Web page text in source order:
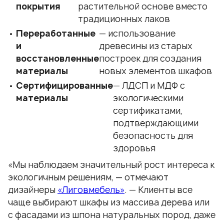
покрытия
растительной основе вместо
традиционных лаков
Переработанные
и
восстановленные
материалы
— использование
древесины из старых
построек для создания
новых элементов шкафов
Сертифицированные
материалы
— ЛДСП и МДФ с
экологическими
сертификатами,
подтверждающими
безопасность для
здоровья
«Мы наблюдаем значительный рост интереса к
экологичным решениям, — отмечают
дизайнеры «Лиговмебель». — Клиенты все
чаще выбирают шкафы из массива дерева или
с фасадами из шпона натуральных пород, даже